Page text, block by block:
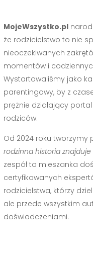
MojeWszystko.pl
że rodzicielstwo to nie
nieoczekiwanych
momentów i
Wystartowaliśmy jako
parentingowy, by z
prężnie działający
rodziców.
Od 2024 roku tworzymy
rodzinna historia
zespół to mieszanka
certyfikowanych
rodzicielstwa, którzy
ale przede wszystkim
doświadczeniami.